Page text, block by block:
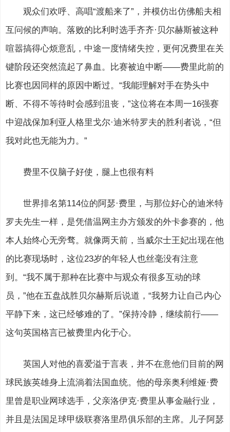
观众们欢呼、高唱“渡船来了”，并模仿出仿佛船夫相
互问候的声响。落败的比利时选手齐齐·贝尔赫斯被这种
喧嚣搞得心烦意乱，中途一度情绪失控，更何况费里在关
键阶段还突然流起了鼻血。比赛被迫中断——费里此前的
比赛也因同样的原因中断过。“我能理解对手在势头中
断、不得不等待时会感到沮丧，”这位将在本周一16强赛
中迎战保加利亚人格里戈尔·迪米特罗夫的胜利者说，“但
我对此也无能为力。”
费里不仅脑子好使，腿上也很有料
世界排名第114位的阿瑟·费里，与那位好心的迪米特
罗夫先生一样，是凭借温网主办方颁发的外卡参赛的，他
本人始终心无旁骛。就像两天前，当威尔士王妃出现在他
的比赛现场时，这位23岁的年轻人也丝毫没有注意
到。“我不属于那种在比赛中与观众有很多互动的球
员，”他在五盘战胜贝尔赫斯后说道，“我努力让自己内心
平静下来，这已经够难的了。”保持冷静，继续前行——
这句英国格言已被费里内化于心。
英国人对他的喜爱溢于言表，并不在意他们目前的网
球民族英雄身上流淌着法国血统。他的母亲奥利维娅·费
里曾是职业网球选手，父亲洛伊克·费里从事金融行业，
并且是法国足球甲级联赛洛里昂俱乐部的主席。儿子阿瑟